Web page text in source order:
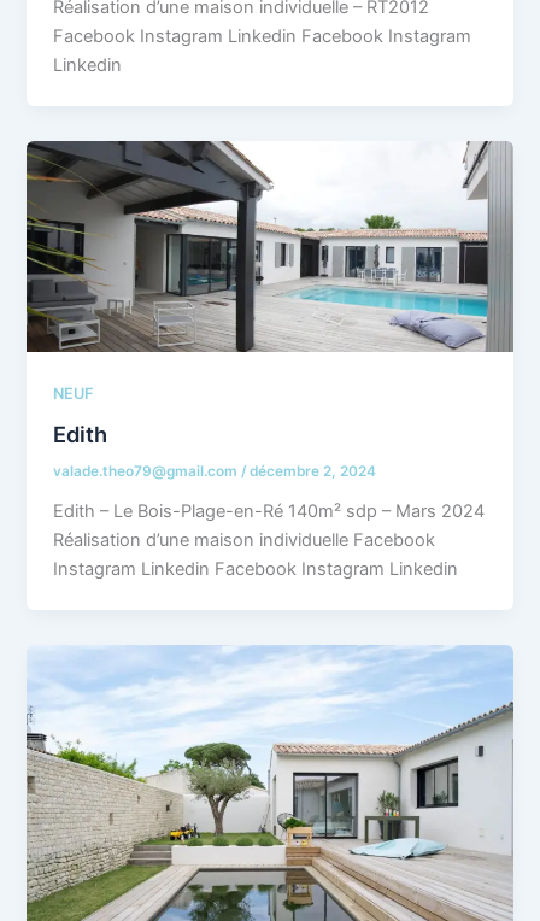
Réalisation d’une maison individuelle – RT2012
Facebook Instagram Linkedin Facebook Instagram
Linkedin
NEUF
Edith
valade.theo79@gmail.com/décembre 2, 2024
Edith – Le Bois-Plage-en-Ré 140m² sdp – Mars 2024
Réalisation d’une maison individuelle Facebook
Instagram Linkedin Facebook Instagram Linkedin